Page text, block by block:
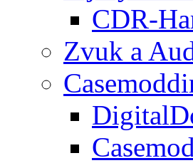
CDR-
Zvuk a